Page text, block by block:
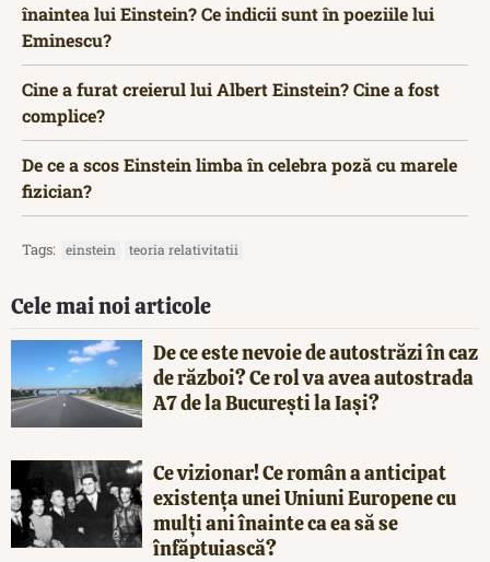
înaintea lui Einstein? Ce indicii sunt în poeziile lui
Eminescu?
Cine a furat creierul lui Albert Einstein? Cine a fost
complice?
De ce a scos Einstein limba în celebra poză cu marele
fizician?
Tags: einstein teoria relativitatii
Cele mai noi articole
De ce este nevoie de autostrăzi în caz
de război? Ce rol va avea autostrada
A7 de la București la Iași?
Ce vizionar! Ce român a anticipat
existența unei Uniuni Europene cu
mulți ani înainte ca ea să se
înfăptuiască?